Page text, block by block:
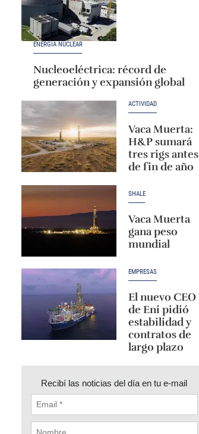
ENERGÍA NUCLEAR
Nucleoeléctrica: récord de
generación y expansión global
ACTIVIDAD
Vaca Muerta:
H&P sumará
tres rigs antes
de fin de año
SHALE
Vaca Muerta
gana peso
mundial
EMPRESAS
El nuevo CEO
de Eni pidió
estabilidad y
contratos de
largo plazo
Recibí las noticias del día en tu e-mail